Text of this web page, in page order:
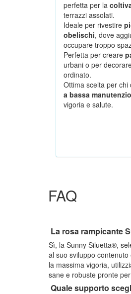
perfetta per la
terrazzi assolati.
Ideale per rivestire
obelischi, dove
occupare troppo
Perfetta per creare
urbani o per
ordinato.
Ottima scelta per chi
a bassa
vigoria e salute.
FAQ
La rosa rampicante
Sì, la Sunny Siluetta®,
al suo sviluppo
la massima vigoria,
sane e robuste pronte
Quale supporto